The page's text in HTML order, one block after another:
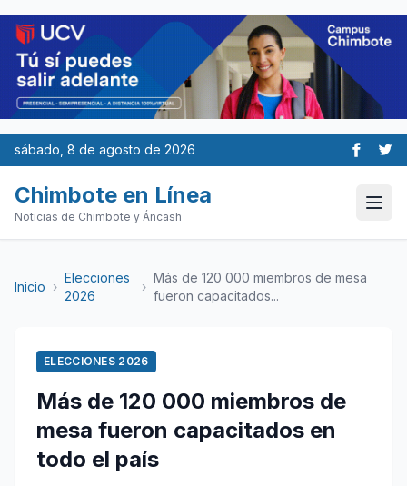
sábado, 8 de agosto de 2026
Chimbote en Línea
Noticias de Chimbote y Áncash
Inicio ›
Elecciones
2026
›
Más de 120 000 miembros de mesa
fueron capacitados...
ELECCIONES 2026
Más de 120 000 miembros de
mesa fueron capacitados en
todo el país